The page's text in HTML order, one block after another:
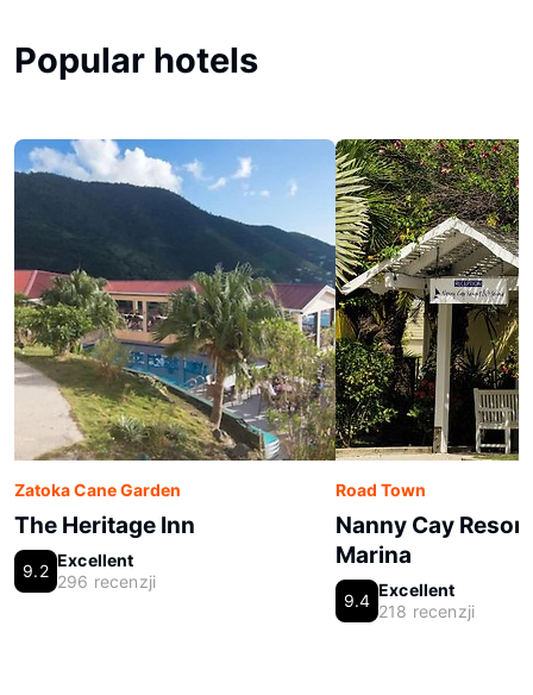
Popular hotels
Zatoka Cane Garden
The Heritage Inn
9.2
Excellent
296 recenzji
Road Town
Nanny Cay
Marina
9.4
Excellent
218 recenzji